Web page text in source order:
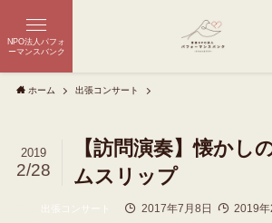
NPO法人パフォ
ーマンスバンク
ホーム 出張コンサート
【訪問演奏】懐かし
ムスリップ
2019
2/28
出張コンサート 2017年7月8日 2019年